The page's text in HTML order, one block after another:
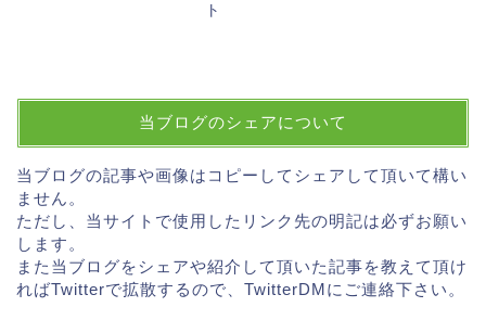
ト
当ブログのシェアについて
当ブログの記事や画像はコピーしてシェアして頂いて構い
ません。
ただし、当サイトで使用したリンク先の明記は必ずお願い
します。
また当ブログをシェアや紹介して頂いた記事を教えて頂け
ればTwitterで拡散するので、TwitterDMにご連絡下さい。